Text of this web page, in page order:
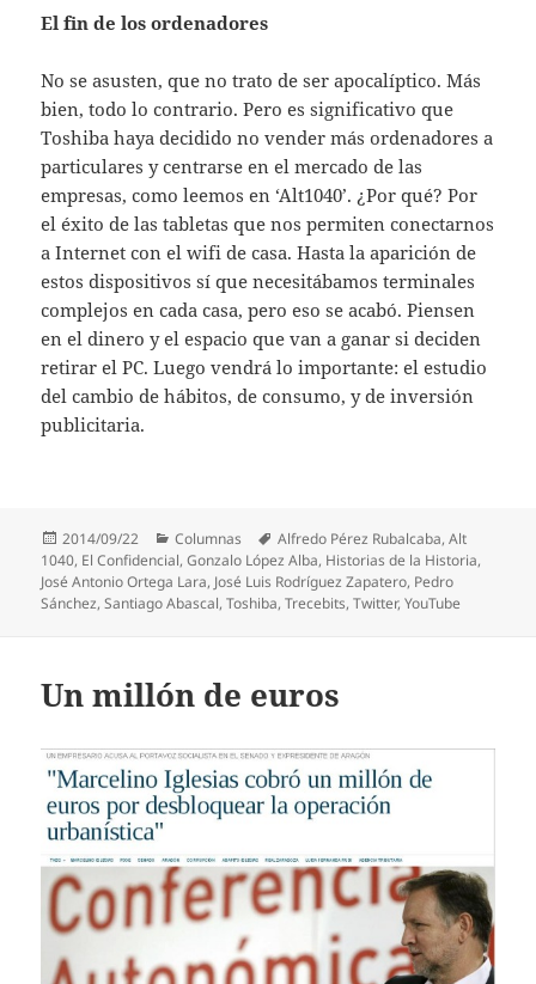
El fin de los ordenadores
No se asusten, que no trato de ser apocalíptico. Más
bien, todo lo contrario. Pero es significativo que
Toshiba haya decidido no vender más ordenadores a
particulares y centrarse en el mercado de las
empresas, como leemos en ‘Alt1040’. ¿Por qué? Por
el éxito de las tabletas que nos permiten conectarnos
a Internet con el wifi de casa. Hasta la aparición de
estos dispositivos sí que necesitábamos terminales
complejos en cada casa, pero eso se acabó. Piensen
en el dinero y el espacio que van a ganar si deciden
retirar el PC. Luego vendrá lo importante: el estudio
del cambio de hábitos, de consumo, y de inversión
publicitaria.
Publicado
el
2014/09/22 Categorías
Columnas Etiquetas
Alfredo Pérez Rubalcaba,Alt
1040, El Confidencial,Gonzalo López Alba, Historias de la Historia,
José Antonio Ortega Lara, José Luis Rodríguez Zapatero, Pedro
Sánchez,Santiago Abascal,Toshiba,Trecebits,Twitter,YouTube
Un millón de euros